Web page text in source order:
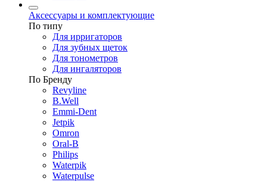
Аксессуары и комплектующие
По типу
Для ирригаторов
Для зубных щеток
Для тонометров
Для ингаляторов
По Бренду
Revyline
B.Well
Emmi-Dent
Jetpik
Omron
Oral-B
Philips
Waterpik
Waterpulse